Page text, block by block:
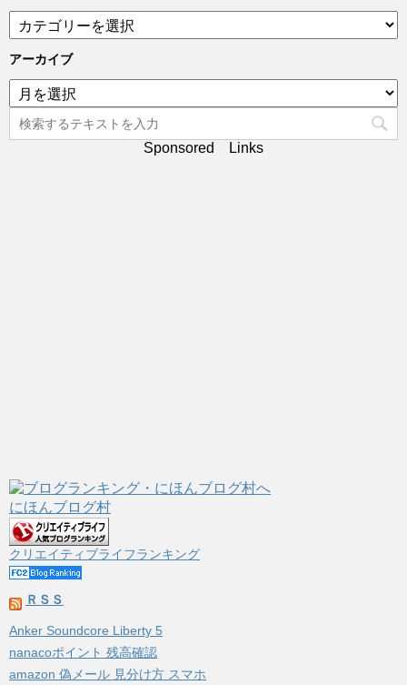
テ
ゴ
リ
ー
アーカイブ
ア
ー
カ
イ
Sponsored Links
にほんブログ村
クリエイティブライフランキング
ＲＳＳ
Anker Soundcore Liberty 5
nanacoポイント 残高確認
amazon 偽メール 見分け方 スマホ